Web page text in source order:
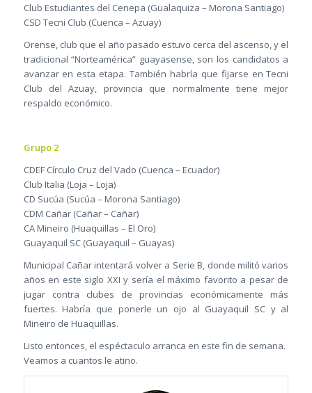
Club Estudiantes del Cenepa (Gualaquiza – Morona Santiago)
CSD Tecni Club (Cuenca – Azuay)
Orense, club que el año pasado estuvo cerca del ascenso, y el
tradicional “Norteamérica” guayasense, son los candidatos a
avanzar en esta etapa. También habría que fijarse en Tecni
Club del Azuay, provincia que normalmente tiene mejor
respaldo económico.
Grupo 2
CDEF Círculo Cruz del Vado (Cuenca – Ecuador)
Club Italia (Loja – Loja)
CD Sucúa (Sucúa – Morona Santiago)
CDM Cañar (Cañar – Cañar)
CA Mineiro (Huaquillas – El Oro)
Guayaquil SC (Guayaquil – Guayas)
Municipal Cañar intentará volver a Serie B, donde militó varios
años en este siglo XXI y sería el máximo favorito a pesar de
jugar contra clubes de provincias económicamente más
fuertes. Habría que ponerle un ojo al Guayaquil SC y al
Mineiro de Huaquillas.
Listo entonces, el espéctaculo arranca en este fin de semana.
Veamos a cuantos le atino.